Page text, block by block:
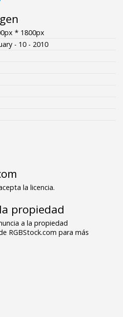
* 1800px
- 10 - 2010
la licencia.
propiedad
a la propiedad
RGBStock.com para más